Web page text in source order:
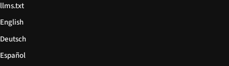
llms.txt
English
Deutsch
Español